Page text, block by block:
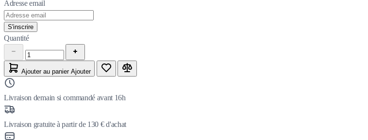
Adresse email
S'inscrire
Quantité
Ajouter au panier Ajouter
Livraison demain si commandé avant 16h
Livraison gratuite à partir de 130 € d'achat